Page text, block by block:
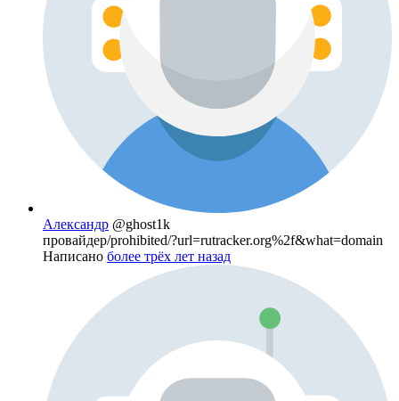
Александр @ghost1k
провайдер/prohibited/?url=rutracker.org%2f&what=domain
Написано более трёх лет назад